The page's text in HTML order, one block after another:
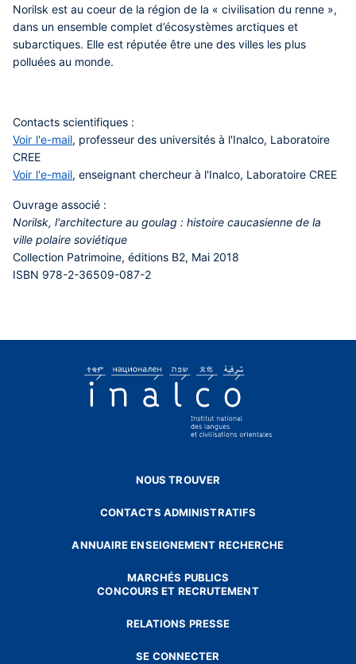
Norilsk est au coeur de la région de la « civilisation du renne »,
dans un ensemble complet d’écosystèmes arctiques et
subarctiques. Elle est réputée être une des villes les plus
polluées au monde.
Contacts scientifiques :
Voir l'e-mail, professeur des universités à l'Inalco, Laboratoire
CREE
Voir l'e-mail, enseignant chercheur à l'Inalco, Laboratoire CREE
Ouvrage associé :
Norilsk, l'architecture au goulag : histoire caucasienne de la
ville polaire soviétique
Collection Patrimoine, éditions B2, Mai 2018
ISBN 978-2-36509-087-2
NOUS TROUVER
CONTACTS ADMINISTRATIFS
ANNUAIRE ENSEIGNEMENT RECHERCHE
MARCHÉS PUBLICS
CONCOURS ET RECRUTEMENT
RELATIONS PRESSE
SE CONNECTER